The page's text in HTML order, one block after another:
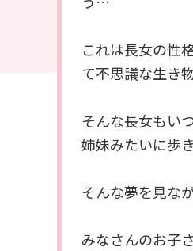
これは長女の性
て不思議な生き
そんな長女もい
姉妹みたいに歩
そんな夢を見な
みなさんのお子